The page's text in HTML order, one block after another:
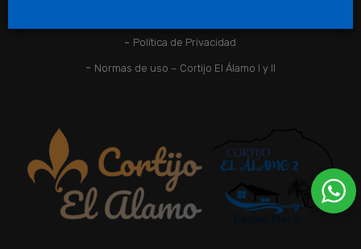
Política de Privacidad
Normas de uso – Cortijo El Álamo I y II